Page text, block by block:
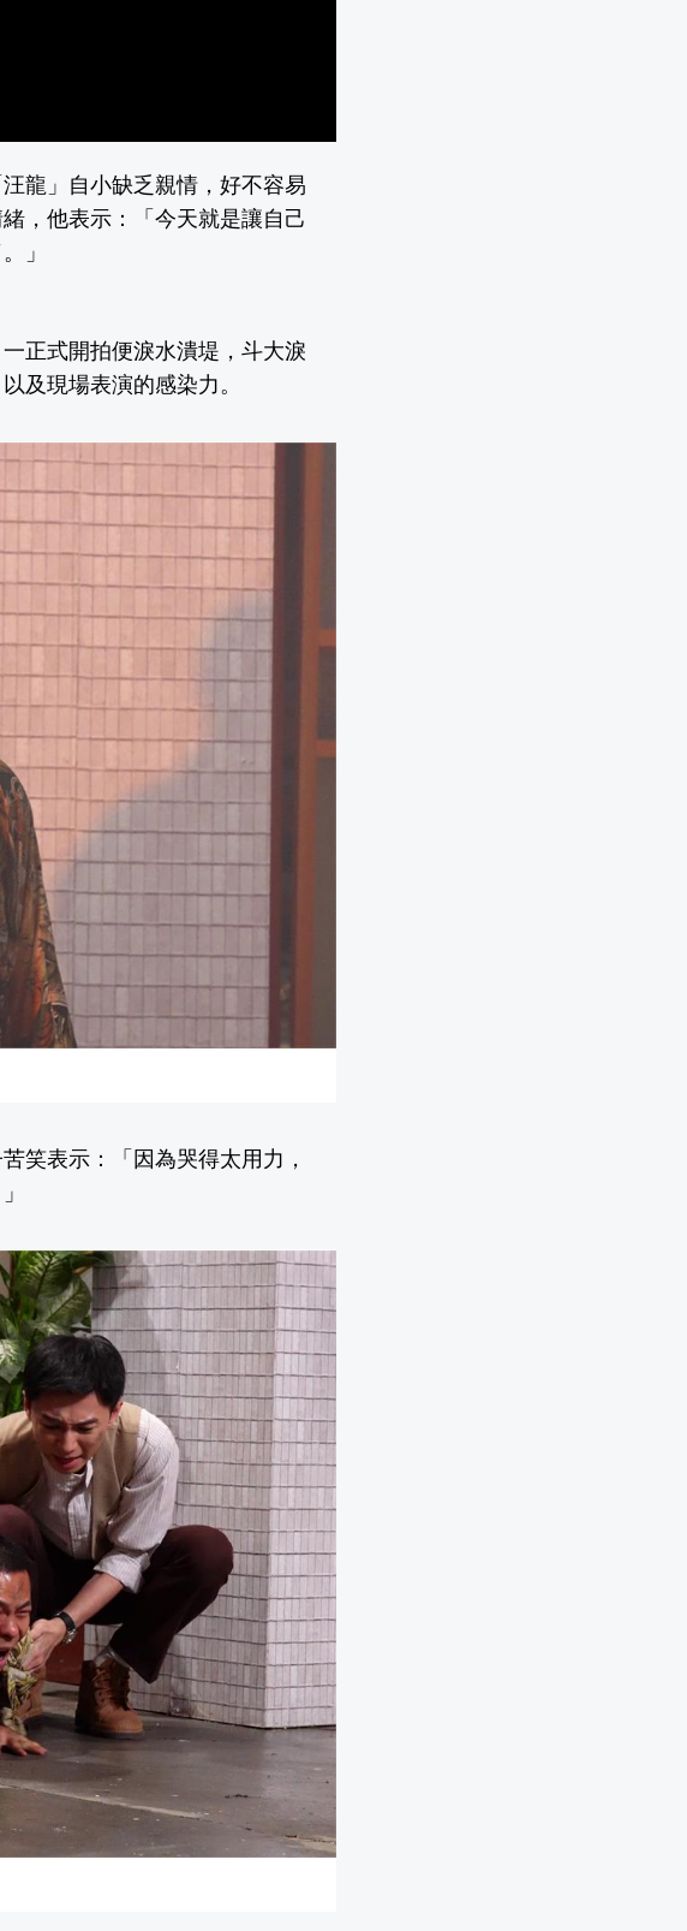
龍」自小缺乏親情，好不容易
，他表示：「今天就是讓自己
」
正式開拍便淚水潰堤，斗大淚
及現場表演的感染力。
笑表示：「因為哭得太用力，